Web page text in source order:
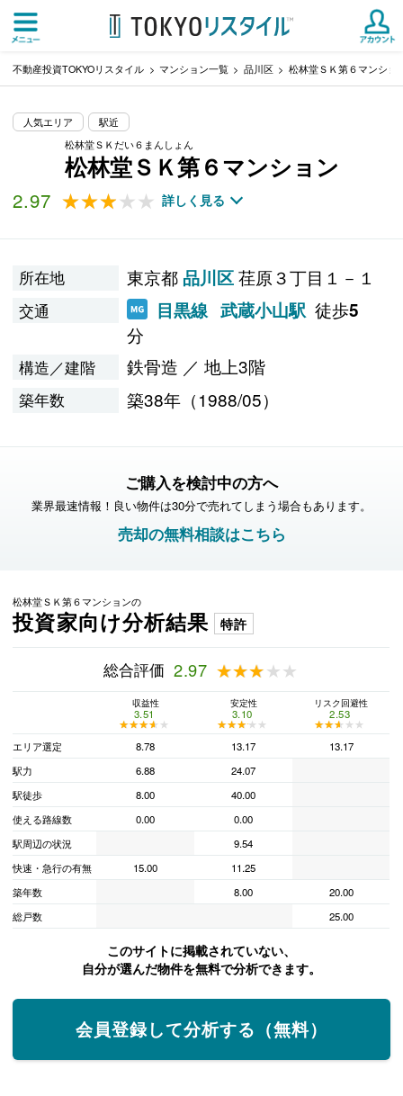
不動産投資TOKYOリスタイル マンション一覧 品川区 松林堂ＳＫ第６マンショ
人気エリア
駅近
松林堂ＳＫだい６まんしょん
松林堂ＳＫ第６マンション
2.97 ★★★★★
★★★★★ 詳しく見る
所在地 東京都 品川区荏原３丁目１－１
交通 目黒線 武蔵小山駅 徒歩5
分
構造／建階 鉄骨造 ／ 地上3階
築年数 築38年（1988/05）
ご購入を検討中の方へ
業界最速情報！良い物件は30分で売れてしまう場合もあります。
売却の無料相談はこちら
松林堂ＳＫ第６マンションの
投資家向け分析結果 特許
総合評価 2.97 ★★★★★
★★★★★
収益性
3.51
★★★★★
★★★★★
安定性
3.10
★★★★★
★★★★★
リスク回避性
2.53
★★★★★
★★★★★
エリア選定
8.78 13.17
13.17
駅力
6.88
24.07
駅徒歩
8.00
40.00
使える路線数
0.00
0.00
駅周辺の状況
9.54
快速・急行の有無
15.00
11.25
築年数
8.00
20.00
総戸数
25.00
このサイトに掲載されていない、
自分が選んだ物件を無料で分析できます。
会員登録して分析する（無料）